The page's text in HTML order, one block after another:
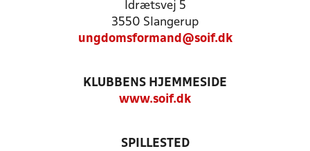
Idrætsvej 5
3550 Slangerup
ungdomsformand@soif.dk
KLUBBENS HJEMMESIDE
www.soif.dk
SPILLESTED